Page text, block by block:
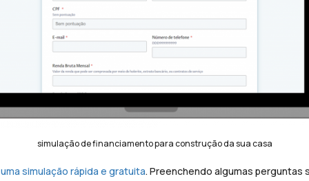
simulação de financiamento para construção da sua casa
simulação rápida e gratuita. Preenchendo algumas perguntas